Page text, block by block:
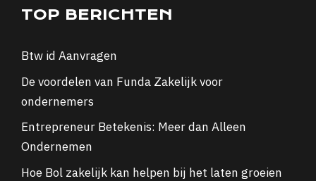
TOP BERICHTEN
Btw id Aanvragen
De voordelen van Funda Zakelijk voor
ondernemers
Entrepreneur Betekenis: Meer dan Alleen
Ondernemen
Hoe Bol zakelijk kan helpen bij het laten groeien